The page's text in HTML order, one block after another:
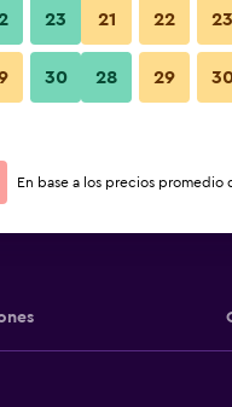
precios
precios
23
30
21 22 23
28 29
En base a los precios promedio